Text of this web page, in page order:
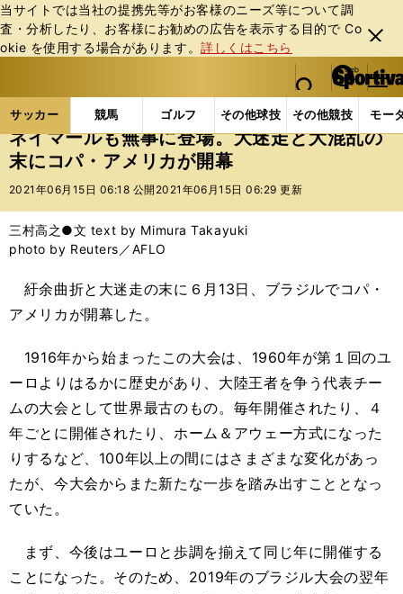
当サイトでは当社の提携先等がお客様のニーズ等について調
査・分析したり、お客様にお勧めの広告を表⽰する⽬的で Co
okie を使⽤する場合があります。詳しくはこちら
閉じ
る
web Sportiva (webスポルティーバ)
検索
マイペ
ー
ジ
メニュ
サッカー 競馬 ゴルフ その他球技 その他競技 モー
ス
ポ
ル
バ
サッカーの記事一覧 海外サッカー 海外サッカー
ネイマールも無事に登場。大迷走と大混乱の
末にコパ・アメリカが開幕
2021年06月15日 06:18 公開 2021年06月15日 06:29 更新
三村高之●文 text by Mimura Takayuki
photo by Reuters／AFLO
紆余曲折と大迷走の末に６月13日、ブラジルでコパ・
アメリカが開幕した。
1916年から始まったこの大会は、1960年が第１回のユ
ーロよりはるかに歴史があり、大陸王者を争う代表チー
ムの大会として世界最古のもの。毎年開催されたり、４
年ごとに開催されたり、ホーム＆アウェー方式になった
りするなど、100年以上の間にはさまざまな変化があっ
たが、今大会からまた新たな一歩を踏み出すこととなっ
ていた。
まず、今後はユーロと歩調を揃えて同じ年に開催する
ことになった。そのため、2019年のブラジル大会の翌年